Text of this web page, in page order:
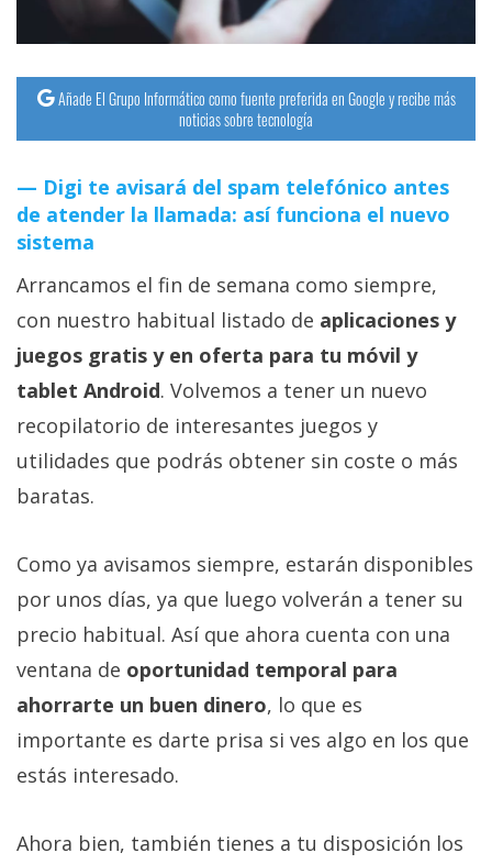
Añade El Grupo Informático como fuente preferida en Google y recibe más
noticias sobre tecnología
Digi te avisará del spam telefónico antes
de atender la llamada: así funciona el nuevo
sistema
Arrancamos el fin de semana como siempre,
con nuestro habitual listado de aplicaciones y
juegos gratis y en oferta para tu móvil y
tablet Android. Volvemos a tener un nuevo
recopilatorio de interesantes juegos y
utilidades que podrás obtener sin coste o más
baratas.
Como ya avisamos siempre, estarán disponibles
por unos días, ya que luego volverán a tener su
precio habitual. Así que ahora cuenta con una
ventana de oportunidad temporal para
ahorrarte un buen dinero, lo que es
importante es darte prisa si ves algo en los que
estás interesado.
Ahora bien, también tienes a tu disposición los